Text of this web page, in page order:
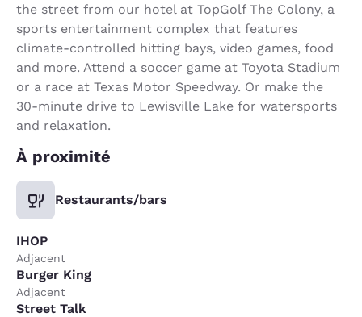
the street from our hotel at TopGolf The Colony, a
sports entertainment complex that features
climate-controlled hitting bays, video games, food
and more. Attend a soccer game at Toyota Stadium
or a race at Texas Motor Speedway. Or make the
30-minute drive to Lewisville Lake for watersports
and relaxation.
À proximité
Restaurants/bars
IHOP
Adjacent
Burger King
Adjacent
Street Talk